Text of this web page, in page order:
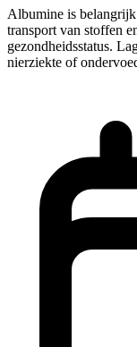
Albumine is
transport van stoffen
gezondheidsstatus.
nierziekte of